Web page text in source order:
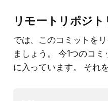
リモートリポジ
では、このコミットを
ましょう。 今1つのコ
に入っています。 それ